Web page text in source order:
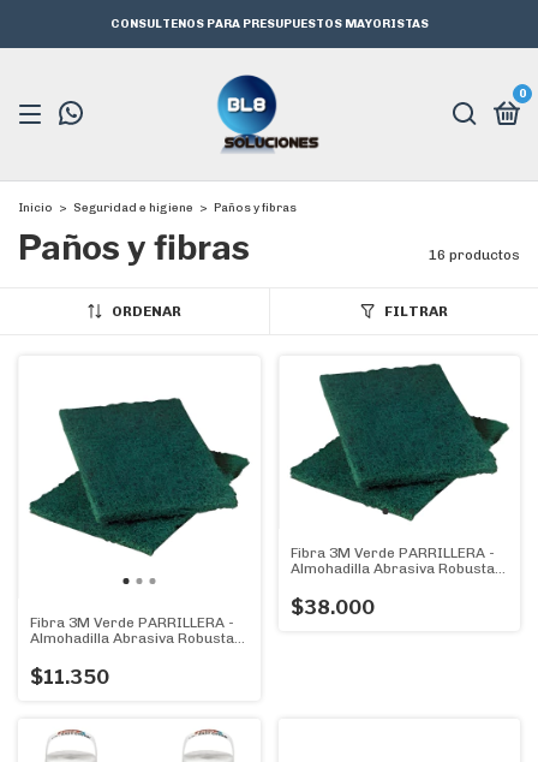
CONSULTENOS PARA PRESUPUESTOS MAYORISTAS
0
Inicio > Seguridad e higiene > Paños y fibras
Paños y fibras 16 productos
ORDENAR FILTRAR
Fibra 3M Verde PARRILLERA -
Almohadilla Abrasiva Robusta -
$11.350
Fibra 3M Verde PARRILLERA -
Almohadilla Abrasiva Robusta -
$38.000